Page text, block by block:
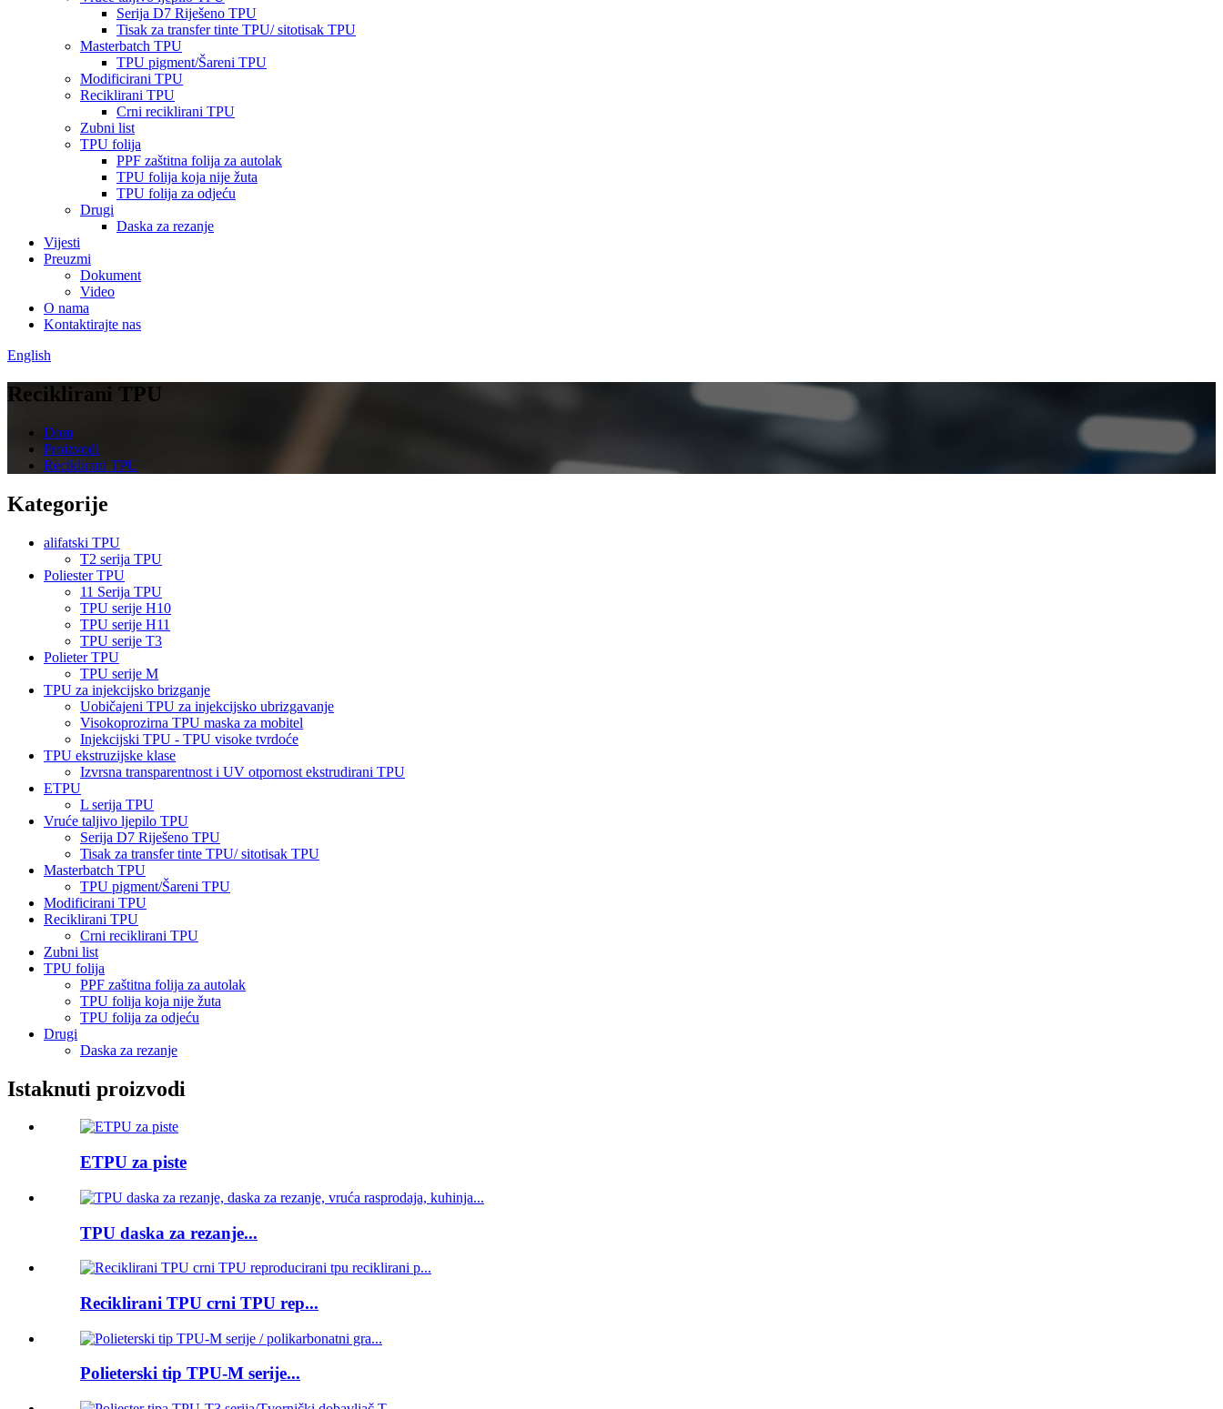
Serija D7 Riješeno TPU
Tisak za transfer tinte TPU/ sitotisak TPU
Masterbatch TPU
TPU pigment/Šareni TPU
Modificirani TPU
Reciklirani TPU
Crni reciklirani TPU
Zubni list
TPU folija
PPF zaštitna folija za autolak
TPU folija koja nije žuta
TPU folija za odjeću
Drugi
Daska za rezanje
Vijesti
Preuzmi
Dokument
Video
O nama
Kontaktirajte nas
English
Reciklirani TPU
Dom
Proizvodi
Reciklirani TPU
Kategorije
alifatski TPU
T2 serija TPU
Poliester TPU
11 Serija TPU
TPU serije H10
TPU serije H11
TPU serije T3
Polieter TPU
TPU serije M
TPU za injekcijsko brizganje
Uobičajeni TPU za injekcijsko ubrizgavanje
Visokoprozirna TPU maska ​​za mobitel
Injekcijski TPU - TPU visoke tvrdoće
TPU ekstruzijske klase
Izvrsna transparentnost i UV otpornost ekstrudirani TPU
ETPU
L serija TPU
Vruće taljivo ljepilo TPU
Serija D7 Riješeno TPU
Tisak za transfer tinte TPU/ sitotisak TPU
Masterbatch TPU
TPU pigment/Šareni TPU
Modificirani TPU
Reciklirani TPU
Crni reciklirani TPU
Zubni list
TPU folija
PPF zaštitna folija za autolak
TPU folija koja nije žuta
TPU folija za odjeću
Drugi
Daska za rezanje
Istaknuti proizvodi
ETPU za piste
TPU daska za rezanje...
Reciklirani TPU crni TPU rep...
Polieterski tip TPU-M serije...